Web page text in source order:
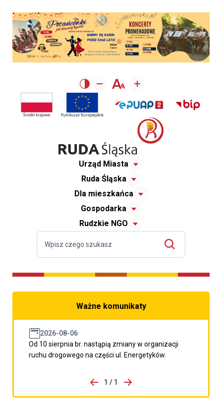
Urząd Miasta
Ruda Śląska
Dla mieszkańca
Gospodarka
Rudzkie NGO
Ważne komunikaty
2026-08-06
Od 10 sierpnia br. nastąpią zmiany w organizacji
ruchu drogowego na części ul. Energetyków.
porzpedniego komunikatu
1 / 1
Przejdź do następnego